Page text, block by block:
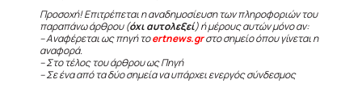
Προσοχή! Επιτρέπεται η αναδημοσίευση των πληροφοριών του
παραπάνω άρθρου (όχι αυτολεξεί) ή μέρους αυτών μόνο αν:
– Αναφέρεται ως πηγή τοertnews.grστο σημείο όπου γίνεται η
αναφορά.
– Στο τέλος του άρθρου ως Πηγή
– Σε ένα από τα δύο σημεία να υπάρχει ενεργός σύνδεσμος